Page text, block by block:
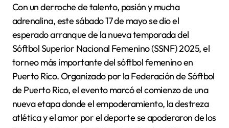
Con un derroche de talento, pasión y mucha
adrenalina, este sábado 17 de mayo se dio el
esperado arranque de la nueva temporada del
Sóftbol Superior Nacional Femenino (SSNF) 2025, el
torneo más importante del sóftbol femenino en
Puerto Rico. Organizado por la Federación de Sóftbol
de Puerto Rico, el evento marcó el comienzo de una
nueva etapa donde el empoderamiento, la destreza
atlética y el amor por el deporte se apoderaron de los